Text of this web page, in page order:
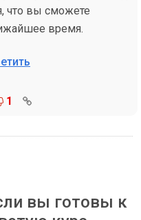
что вы сможете
время.
1
вы готовы к